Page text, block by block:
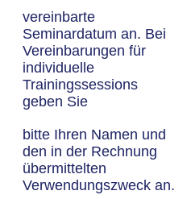
vereinbarte
Seminardatum an. Bei
Vereinbarungen für
individuelle
Trainingssessions
geben Sie
bitte Ihren Namen und
den in der Rechnung
übermittelten
Verwendungszweck an.